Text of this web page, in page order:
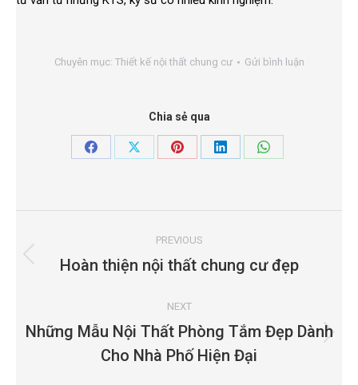
Chuyên mục: Thiết kế nội thất chung cư Gửi bình luận
Chia sẻ qua
Share
Share
Share
Share
Share
navigation
PREVIOUS
Previous
Hoàn thiện nội thất chung cư đẹp
NEXT
Next
project:
Những Mẫu Nội Thất Phòng Tắm Đẹp Dành
Cho Nhà Phố Hiện Đại